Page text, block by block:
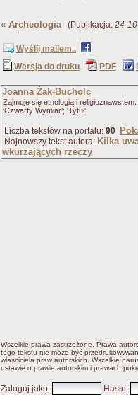
« Archeologia(Publikacja: 24-
Wyślij mailem..
Wersja do druku
PDF
Joanna Żak-Bucholc
Zajmuje się etnologią i
'Czwarty Wymiar'; 'Tytuł'.
Liczba tekstów na portalu: 90
Najnowszy tekst autora: Kilka
wkurzających rzeczy
Wszelkie prawa zastrzeżone. Prawa
tego tekstu nie może być
właściciela praw autorskich. Wszelkie
ustawie o prawie autorskim i prawach
Zaloguj jako: Hasło: